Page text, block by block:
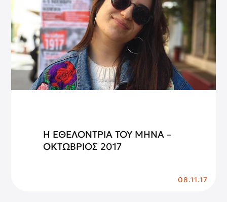
Η ΕΘΕΛΟΝΤΡΙΑ ΤΟΥ ΜΗΝΑ –
ΟΚΤΩΒΡΙΟΣ 2017
08.11.17